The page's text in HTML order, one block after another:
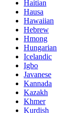
Haitian
Hausa
Hawaiian
Hebrew
Hmong
Hungarian
Icelandic
Igbo
Javanese
Kannada
Kazakh
Khmer
Kurdish